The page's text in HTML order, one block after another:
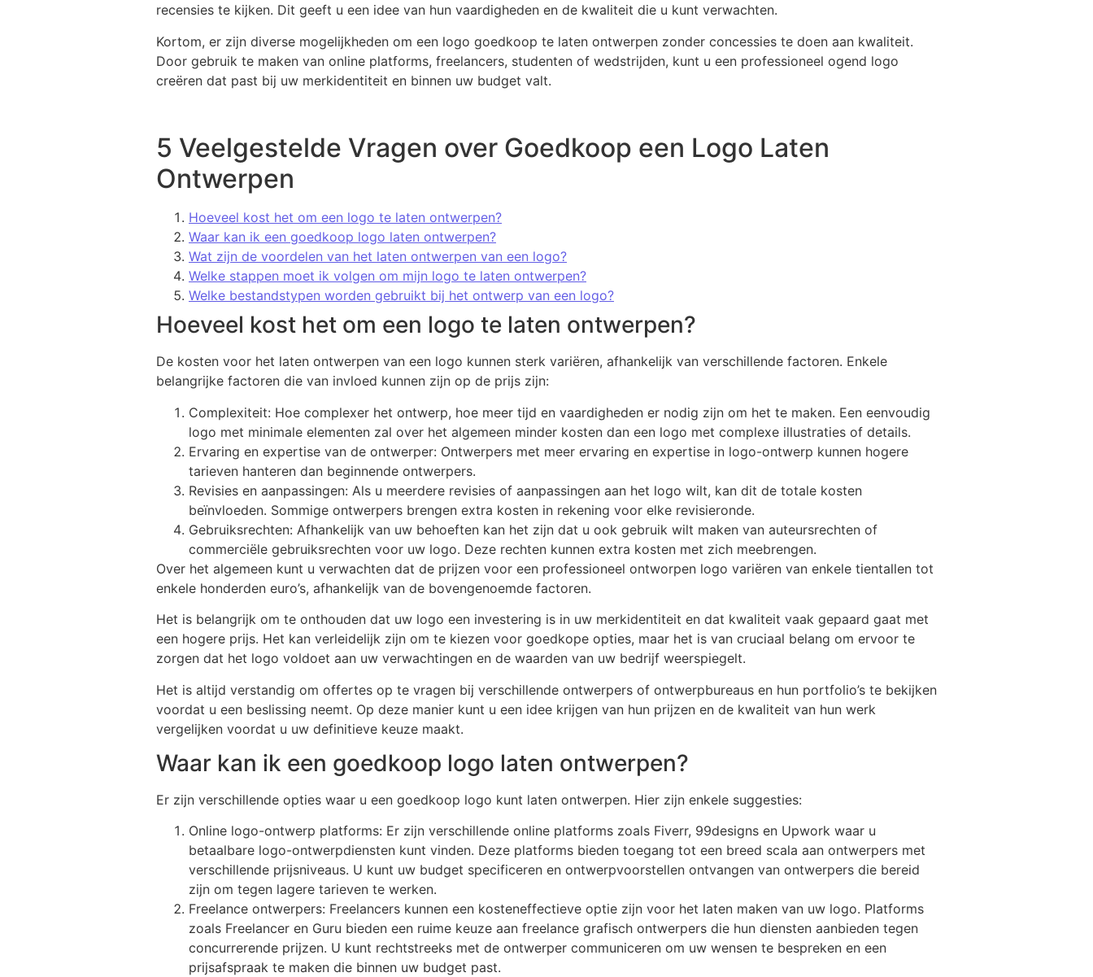
recensies te kijken. Dit geeft u een idee van hun vaardigheden en de kwaliteit die u kunt verwachten.
Kortom, er zijn diverse mogelijkheden om een logo goedkoop te laten ontwerpen zonder concessies te doen aan kwaliteit.
Door gebruik te maken van online platforms, freelancers, studenten of wedstrijden, kunt u een professioneel ogend logo
creëren dat past bij uw merkidentiteit en binnen uw budget valt.
5 Veelgestelde Vragen over Goedkoop een Logo Laten
Ontwerpen
Hoeveel kost het om een logo te laten ontwerpen?
Waar kan ik een goedkoop logo laten ontwerpen?
Wat zijn de voordelen van het laten ontwerpen van een logo?
Welke stappen moet ik volgen om mijn logo te laten ontwerpen?
Welke bestandstypen worden gebruikt bij het ontwerp van een logo?
Hoeveel kost het om een logo te laten ontwerpen?
De kosten voor het laten ontwerpen van een logo kunnen sterk variëren, afhankelijk van verschillende factoren. Enkele
belangrijke factoren die van invloed kunnen zijn op de prijs zijn:
Complexiteit: Hoe complexer het ontwerp, hoe meer tijd en vaardigheden er nodig zijn om het te maken. Een eenvoudig
logo met minimale elementen zal over het algemeen minder kosten dan een logo met complexe illustraties of details.
Ervaring en expertise van de ontwerper: Ontwerpers met meer ervaring en expertise in logo-ontwerp kunnen hogere
tarieven hanteren dan beginnende ontwerpers.
Revisies en aanpassingen: Als u meerdere revisies of aanpassingen aan het logo wilt, kan dit de totale kosten
beïnvloeden. Sommige ontwerpers brengen extra kosten in rekening voor elke revisieronde.
Gebruiksrechten: Afhankelijk van uw behoeften kan het zijn dat u ook gebruik wilt maken van auteursrechten of
commerciële gebruiksrechten voor uw logo. Deze rechten kunnen extra kosten met zich meebrengen.
Over het algemeen kunt u verwachten dat de prijzen voor een professioneel ontworpen logo variëren van enkele tientallen tot
enkele honderden euro’s, afhankelijk van de bovengenoemde factoren.
Het is belangrijk om te onthouden dat uw logo een investering is in uw merkidentiteit en dat kwaliteit vaak gepaard gaat met
een hogere prijs. Het kan verleidelijk zijn om te kiezen voor goedkope opties, maar het is van cruciaal belang om ervoor te
zorgen dat het logo voldoet aan uw verwachtingen en de waarden van uw bedrijf weerspiegelt.
Het is altijd verstandig om offertes op te vragen bij verschillende ontwerpers of ontwerpbureaus en hun portfolio’s te bekijken
voordat u een beslissing neemt. Op deze manier kunt u een idee krijgen van hun prijzen en de kwaliteit van hun werk
vergelijken voordat u uw definitieve keuze maakt.
Waar kan ik een goedkoop logo laten ontwerpen?
Er zijn verschillende opties waar u een goedkoop logo kunt laten ontwerpen. Hier zijn enkele suggesties:
Online logo-ontwerp platforms: Er zijn verschillende online platforms zoals Fiverr, 99designs en Upwork waar u
betaalbare logo-ontwerpdiensten kunt vinden. Deze platforms bieden toegang tot een breed scala aan ontwerpers met
verschillende prijsniveaus. U kunt uw budget specificeren en ontwerpvoorstellen ontvangen van ontwerpers die bereid
zijn om tegen lagere tarieven te werken.
Freelance ontwerpers: Freelancers kunnen een kosteneffectieve optie zijn voor het laten maken van uw logo. Platforms
zoals Freelancer en Guru bieden een ruime keuze aan freelance grafisch ontwerpers die hun diensten aanbieden tegen
concurrerende prijzen. U kunt rechtstreeks met de ontwerper communiceren om uw wensen te bespreken en een
prijsafspraak te maken die binnen uw budget past.